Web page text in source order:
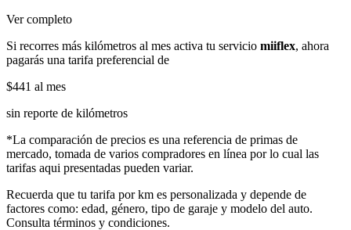
Ver completo
Si recorres más kilómetros al mes activa tu servicio miiflex, ahora
pagarás una tarifa preferencial de
$441 al mes
sin reporte de kilómetros
*La comparación de precios es una referencia de primas de
mercado, tomada de varios compradores en línea por lo cual las
tarifas aqui presentadas pueden variar.
Recuerda que tu tarifa por km es personalizada y depende de
factores como: edad, género, tipo de garaje y modelo del auto.
Consulta términos y condiciones.